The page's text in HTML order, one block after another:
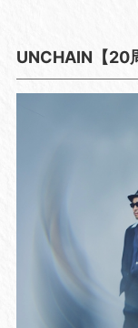
UNCHAIN【20